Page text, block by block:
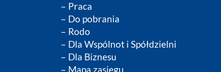
– Praca
– Do pobrania
– Rodo
– Dla Wspólnot i Spółdzielni
– Dla Biznesu
– Mapa zasięgu